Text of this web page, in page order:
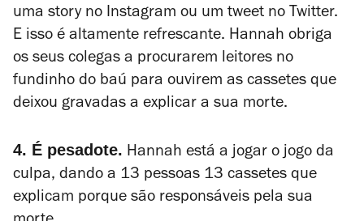
uma story no Instagram ou um tweet no Twitter.
E isso é altamente refrescante. Hannah obriga
os seus colegas a procurarem leitores no
fundinho do baú para ouvirem as cassetes que
deixou gravadas a explicar a sua morte.
4. É pesadote. Hannah está a jogar o jogo da
culpa, dando a 13 pessoas 13 cassetes que
explicam porque são responsáveis pela sua